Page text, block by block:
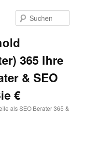
365 Ihre
& SEO
€
als SEO Berater 365 &